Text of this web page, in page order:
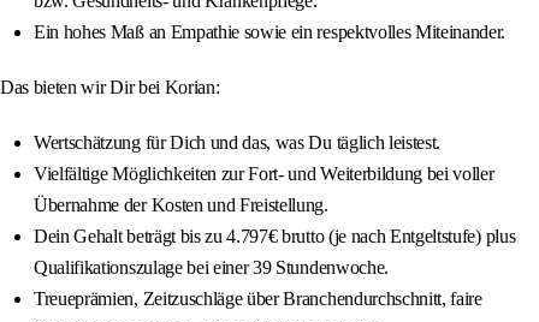
Ein hohes Maß an Empathie sowie ein respektvolles Miteinander.
Das bieten wir Dir bei Korian:
Wertschätzung für Dich und das, was Du täglich leistest.
Vielfältige Möglichkeiten zur Fort- und Weiterbildung bei voller
Übernahme der Kosten und Freistellung.
Dein Gehalt beträgt bis zu 4.797€ brutto (je nach Entgeltstufe) plus
Qualifikationszulage bei einer 39 Stundenwoche.
Treueprämien, Zeitzuschläge über Branchendurchschnitt, faire